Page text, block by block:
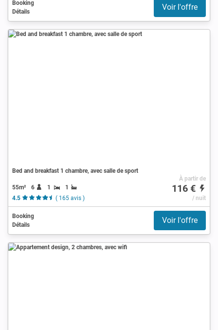
Booking
Détails
Voir l'offre
Bed and breakfast 1 chambre, avec salle de sport
55m² 6 1
1
4.5
( 165 avis )
À partir de
116 €
/ nuit
Booking
Détails
Voir l'offre